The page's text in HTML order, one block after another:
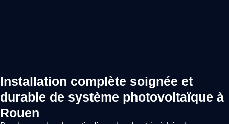
Installation complète soignée et
durable de système photovoltaïque à
Rouen